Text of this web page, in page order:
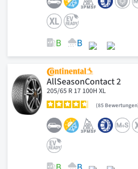
AllSeasonContact 2
205/65 R 17 100H XL
85 Bewertungen